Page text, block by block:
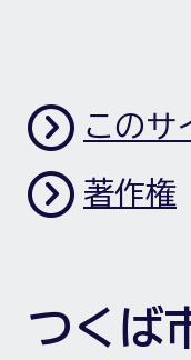
このサ
著作権
つくば